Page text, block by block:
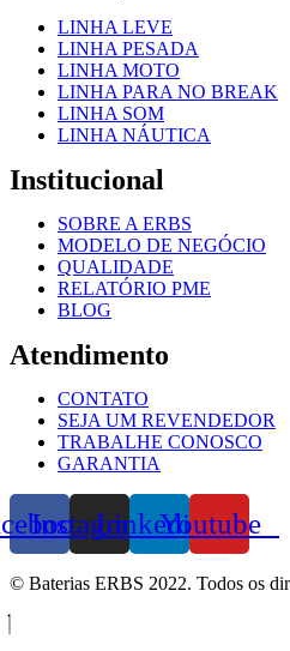
LINHA LEVE
LINHA PESADA
LINHA MOTO
LINHA PARA NO BREAK
LINHA SOM
LINHA NÁUTICA
Institucional
SOBRE A ERBS
MODELO DE NEGÓCIO
QUALIDADE
RELATÓRIO PME
BLOG
Atendimento
CONTATO
SEJA UM REVENDEDOR
TRABALHE CONOSCO
GARANTIA
InstagramLinkedinYoutube
© Baterias ERBS 2022. Todos os